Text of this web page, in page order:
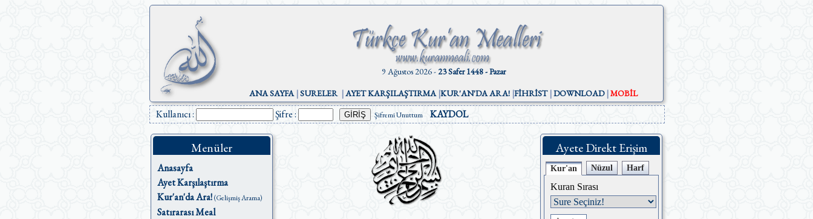
9 Ağustos 2026 -23 Safer 1448 - Pazar
ANA SAYFA|SURELER|AYET KARŞILAŞTIRMA|KUR'AN'DA ARA! |FİHRİST|DOWNLOAD|MOBİL
Kullanıcı : Şifre : Şifremi Unuttum KAYDOL
Menüler
Anasayfa
Ayet Karşılaştırma
Kur'an'da Ara!(Gelişmiş Arama)
Satırarası Meal
Ayete Direkt Erişim